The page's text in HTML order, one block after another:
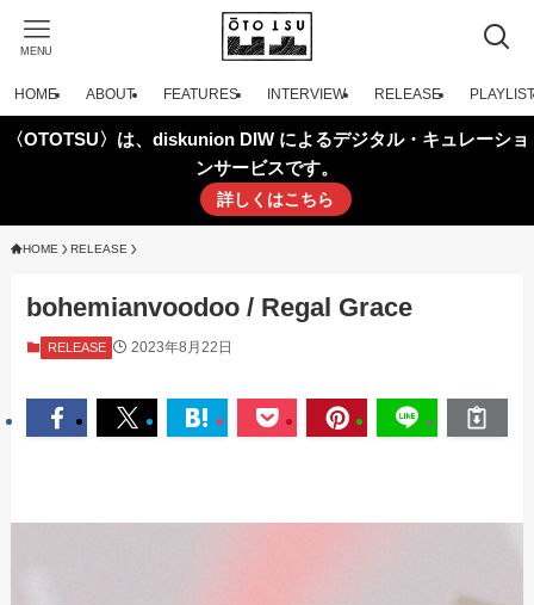
MENU
HOME ABOUT FEATURES INTERVIEW RELEASE PLAYLIST
〈OTOTSU〉は、diskunion DIW によるデジタル・キュレーショ
ンサービスです。
詳しくはこちら
HOME RELEASE
bohemianvoodoo / Regal Grace
RELEASE 2023年8月22日